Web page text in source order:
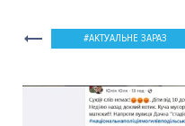
АКТУАЛЬНЕ ЗАРАЗ